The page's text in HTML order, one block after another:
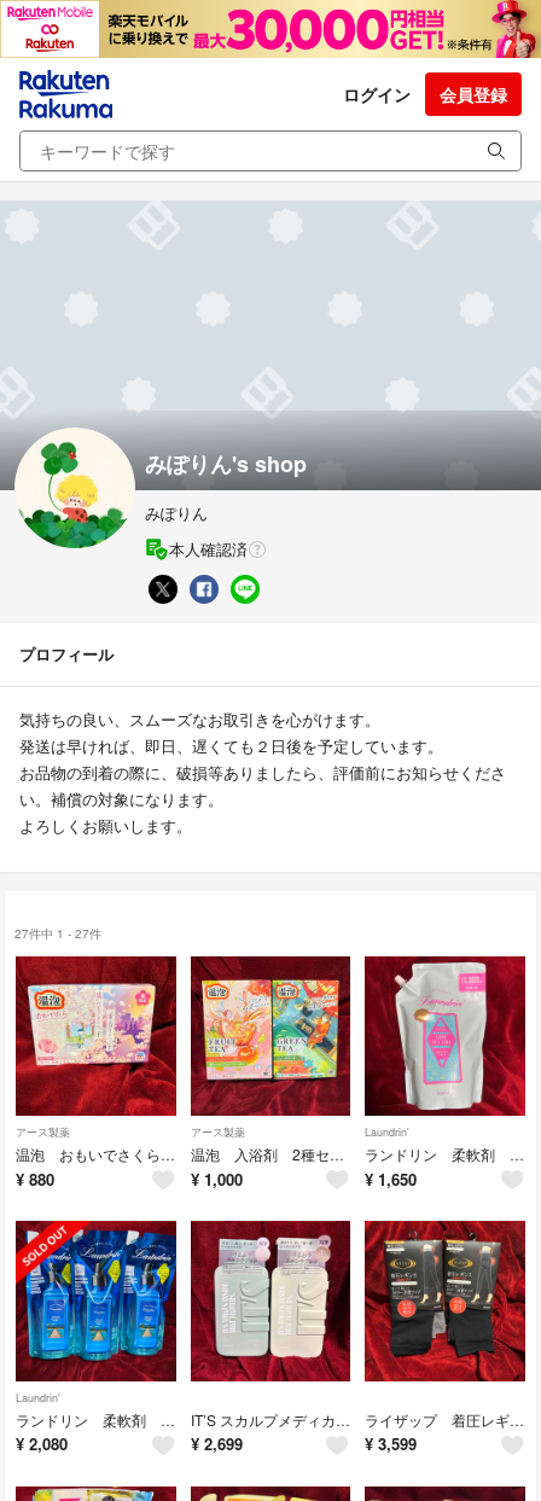
ログイン 会員登録
みぽりん's shop
みぽりん
本人確認済
プロフィール
気持ちの良い、スムーズなお取引きを心がけます。
発送は早ければ、即日、遅くても２日後を予定しています。
お品物の到着の際に、破損等ありましたら、評価前にお知らせくださ
い。補償の対象になります。
よろしくお願いします。
27件中 1 - 27件
アース製薬
温泡 おもいでさくら 20錠
¥ 880
アース製薬
温泡 入浴剤 2種セット
¥ 1,000
Laundrin'
ランドリン 柔軟剤 ホワイトティーの香り
¥ 1,650
Laundrin'
ランドリン 柔軟剤 フレッシュモヒートの香り ３つセット
¥ 2,080
IT’S スカルプメディカル モイスト シャンプー＆トリートメント 本体セット
¥ 2,699
ライザップ 着圧レギンス ウォームタイプ M〜Lサイズ 2足セット
¥ 3,599